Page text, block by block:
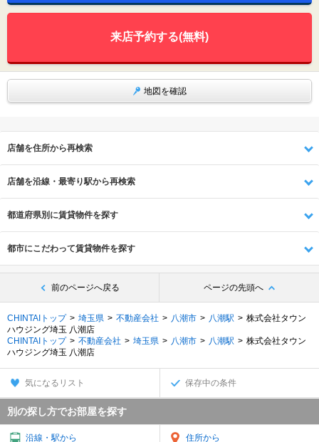
来店予約する(無料)
地図を確認
店舗を住所から再検索
店舗を沿線・最寄り駅から再検索
都道府県別に賃貸物件を探す
都市にこだわって賃貸物件を探す
前のページへ戻る ページの先頭へ
CHINTAIトップ 埼玉県 不動産会社 八潮市 八潮駅
株式会社タウン
ハウジング埼玉 八潮店
CHINTAIトップ
不動産会社 埼玉県 八潮市 八潮駅
株式会社タウン
ハウジング埼玉 八潮店
気になるリスト 保存中の条件
別の探し方でお部屋を探す
沿線・駅から 住所から